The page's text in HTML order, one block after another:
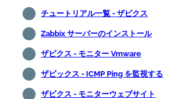
チュートリアル一覧 - ザビクス
Zabbix サーバーのインストール
ザビクス - モニター Vmware
ザビックス - ICMP Ping を監視する
ザビクス - モニターウェブサイト